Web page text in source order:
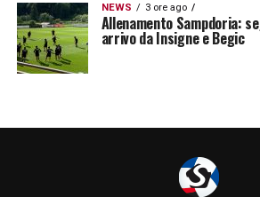
NEWS 3 ore ago
Allenamento Sampdoria:
arrivo da Insigne e Begic